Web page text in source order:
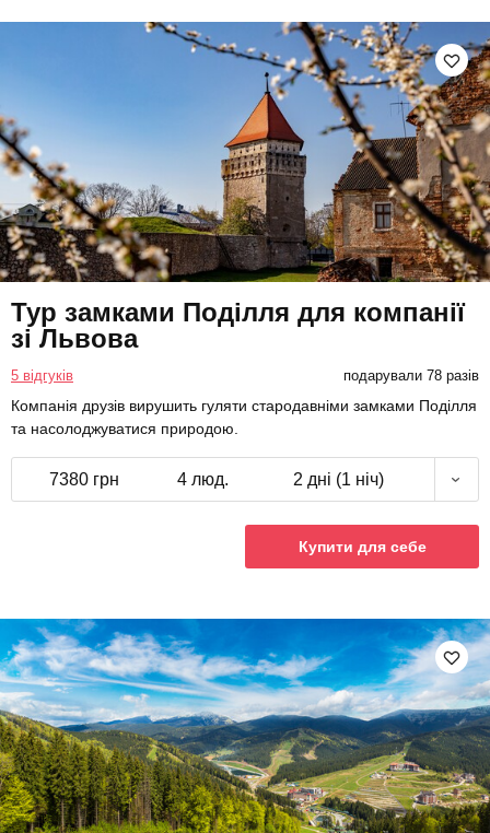
Тур замками Поділля для компанії
зі Львова
5 відгуків подарували 78 разів
Компанія друзів вирушить гуляти стародавніми замками Поділля
та насолоджуватися природою.
7380 грн 4 люд. 2 дні (1 ніч)
Купити для себе